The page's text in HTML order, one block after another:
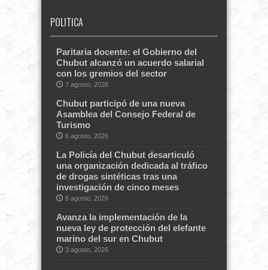
POLITICA
Paritaria docente: el Gobierno del
Chubut alcanzó un acuerdo salarial
con los gremios del sector
7 agosto, 2026
Chubut participó de una nueva
Asamblea del Consejo Federal de
Turismo
6 agosto, 2026
La Policía del Chubut desarticuló
una organización dedicada al tráfico
de drogas sintéticas tras una
investigación de cinco meses
6 agosto, 2026
Avanza la implementación de la
nueva ley de protección del elefante
marino del sur en Chubut
3 agosto, 2026